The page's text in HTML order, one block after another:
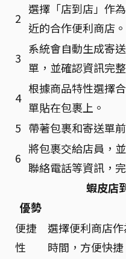
2
選擇「店到店」作
近的合作便利商店。
3
系統會自動生成寄
單，並確認資訊完
4
根據商品特性選擇
單貼在包裹上。
5 帶著包裹和寄送單
6
將包裹交給店員，
聯絡電話等資訊，
蝦皮店
優勢
便捷
性
選擇便利商店
時間，方便快